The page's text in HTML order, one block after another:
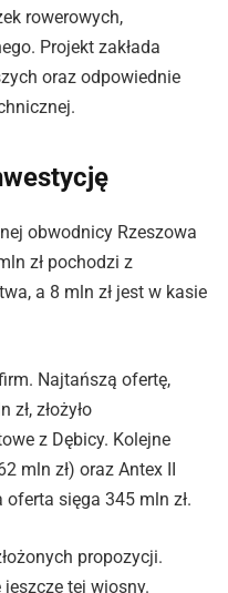
rowerowych,
Projekt zakłada
oraz odpowiednie
obwodnicy Rzeszowa
zł pochodzi z
a 8 mln zł jest w kasie
Najtańszą ofertę,
złożyło
z Dębicy. Kolejne
mln zł) oraz Antex II
oferta sięga 345 mln zł.
propozycji.
tej wiosny.